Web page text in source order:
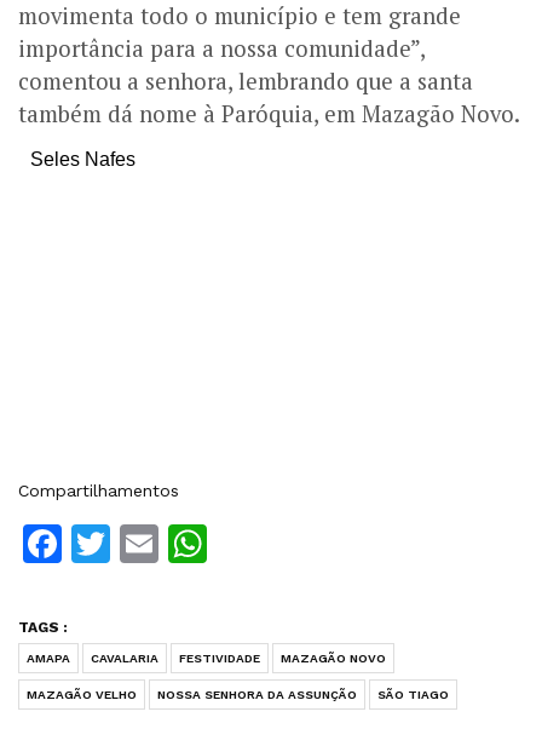
movimenta todo o município e tem grande
importância para a nossa comunidade”,
comentou a senhora, lembrando que a santa
também dá nome à Paróquia, em Mazagão Novo.
Seles Nafes
Compartilhamentos
Facebook
Twitter
Email
TAGS :
AMAPA CAVALARIA FESTIVIDADE MAZAGÃO NOVO
MAZAGÃO VELHO NOSSA SENHORA DA ASSUNÇÃO SÃO TIAGO